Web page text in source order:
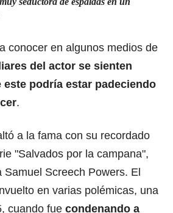
conocer en algunos medios de
del actor se sienten
este podría estar padeciendo
.
a la fama con su recordado
"Salvados por la campana",
Samuel Screech Powers. El
en varias polémicas, una
cuando fue condenando a